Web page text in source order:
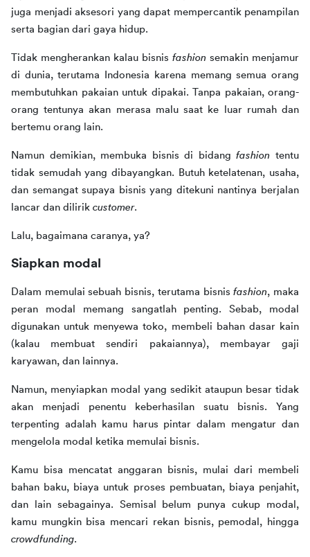
juga menjadi aksesori yang dapat mempercantik penampilan
serta bagian dari gaya hidup.
Tidak mengherankan kalau bisnis fashion semakin menjamur
di dunia, terutama Indonesia karena memang semua orang
membutuhkan pakaian untuk dipakai. Tanpa pakaian, orang-
orang tentunya akan merasa malu saat ke luar rumah dan
bertemu orang lain.
Namun demikian, membuka bisnis di bidang fashion tentu
tidak semudah yang dibayangkan. Butuh ketelatenan, usaha,
dan semangat supaya bisnis yang ditekuni nantinya berjalan
lancar dan dilirik customer.
Lalu, bagaimana caranya, ya?
Siapkan modal
Dalam memulai sebuah bisnis, terutama bisnis fashion, maka
peran modal memang sangatlah penting. Sebab, modal
digunakan untuk menyewa toko, membeli bahan dasar kain
(kalau membuat sendiri pakaiannya), membayar gaji
karyawan, dan lainnya.
Namun, menyiapkan modal yang sedikit ataupun besar tidak
akan menjadi penentu keberhasilan suatu bisnis. Yang
terpenting adalah kamu harus pintar dalam mengatur dan
mengelola modal ketika memulai bisnis.
Kamu bisa mencatat anggaran bisnis, mulai dari membeli
bahan baku, biaya untuk proses pembuatan, biaya penjahit,
dan lain sebagainya. Semisal belum punya cukup modal,
crowdfunding.